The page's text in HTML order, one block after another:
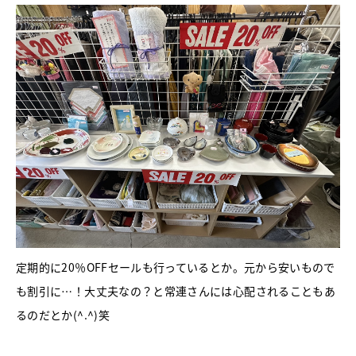
定期的に20％OFFセールも行っているとか。元から安いもので
も割引に…！大丈夫なの？と常連さんには心配されることもあ
るのだとか(^.^)笑